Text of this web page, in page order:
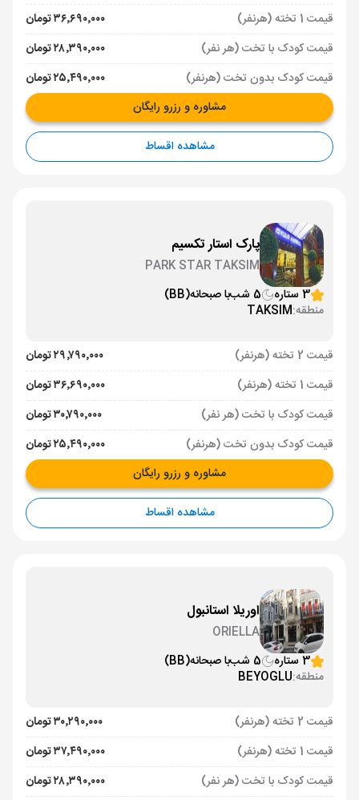
قیمت 1 تخته (هرنفر)
۳۶٬۶۹۰٬۰۰۰ تومان
قیمت کودک با تخت (هر نفر)
۲۸٬۳۹۰٬۰۰۰ تومان
قیمت کودک بدون تخت (هرنفر)
۲۵٬۴۹۰٬۰۰۰ تومان
مشاوره و رزرو رایگان
مشاهده اقساط
پارک استار تکسیم
PARK STAR TAKSIM
3 ستاره
5 شب با صبحانه(BB)
منطقه:TAKSIM
قیمت 2 تخته (هرنفر)
۲۹٬۷۹۰٬۰۰۰ تومان
قیمت 1 تخته (هرنفر)
۳۶٬۶۹۰٬۰۰۰ تومان
قیمت کودک با تخت (هر نفر)
۳۰٬۷۹۰٬۰۰۰ تومان
قیمت کودک بدون تخت (هرنفر)
۲۵٬۴۹۰٬۰۰۰ تومان
مشاوره و رزرو رایگان
مشاهده اقساط
اوریلا استانبول
ORIELLA
3 ستاره
5 شب با صبحانه(BB)
منطقه:BEYOGLU
قیمت 2 تخته (هرنفر)
۳۰٬۲۹۰٬۰۰۰ تومان
قیمت 1 تخته (هرنفر)
۳۷٬۴۹۰٬۰۰۰ تومان
قیمت کودک با تخت (هر نفر)
۲۸٬۳۹۰٬۰۰۰ تومان